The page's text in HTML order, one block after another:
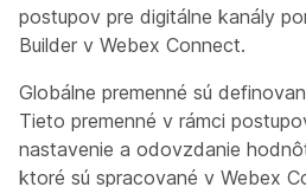
postupov pre digitálne kanály
Builder v Webex Connect.
Globálne premenné sú
Tieto premenné v rámci
nastavenie a odovzdanie
ktoré sú spracované v Webex